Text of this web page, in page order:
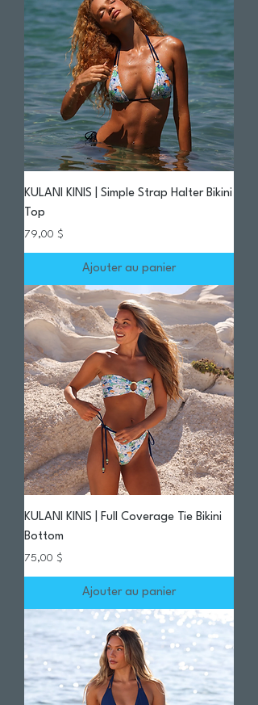
KULANI KINIS | Simple Strap Halter Bikini
Top
Prix
79,00 $
Ajouter au panier
KULANI KINIS | Full Coverage Tie Bikini
Bottom
Prix
75,00 $
Ajouter au panier